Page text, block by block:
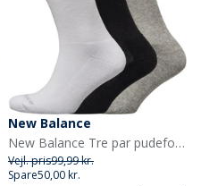
New Balance
New Balance Tre par pudeforstærkede strømper Sort/Grå/Hvid
Vejl. pris99,99 kr.
Spare50,00 kr.